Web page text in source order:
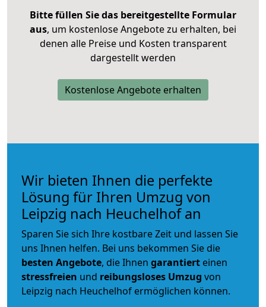
Bitte füllen Sie das bereitgestellte Formular
aus, um kostenlose Angebote zu erhalten, bei
denen alle Preise und Kosten transparent
dargestellt werden
Kostenlose Angebote erhalten
Wir bieten Ihnen die perfekte
Lösung für Ihren Umzug von
Leipzig nach Heuchelhof an
Sparen Sie sich Ihre kostbare Zeit und lassen Sie
uns Ihnen helfen. Bei uns bekommen Sie die
besten Angebote, die Ihnen garantiert einen
stressfreien und reibungsloses Umzug von
Leipzig nach Heuchelhof ermöglichen können.